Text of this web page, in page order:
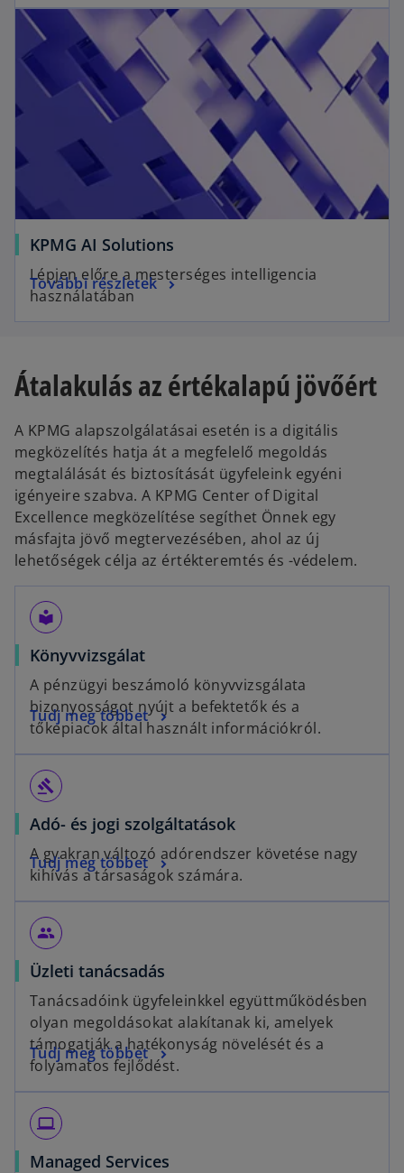
KPMG AI Solutions
Lépjen előre a mesterséges intelligencia
használatában
További részletek
Átalakulás az értékalapú jövőért
A KPMG alapszolgálatásai esetén is a digitális
megközelítés hatja át a megfelelő megoldás
megtalálását és biztosítását ügyfeleink egyéni
igényeire szabva. A KPMG Center of Digital
Excellence megközelítése segíthet Önnek egy
másfajta jövő megtervezésében, ahol az új
lehetőségek célja az értékteremtés és -védelem.​
local_library
Könyvvizsgálat
A pénzügyi beszámoló könyvvizsgálata
bizonyosságot nyújt a befektetők és a
tőkepiacok által használt információkról.
Tudj meg többet
gavel
Adó- és jogi szolgáltatások
A gyakran változó adórendszer követése nagy
kihívás a társaságok számára.
Tudj meg többet
people
Üzleti tanácsadás
Tanácsadóink ügyfeleinkkel együttműködésben
olyan megoldásokat alakítanak ki, amelyek
támogatják a hatékonyság növelését és a
folyamatos fejlődést.
Tudj meg többet
computer
Managed Services